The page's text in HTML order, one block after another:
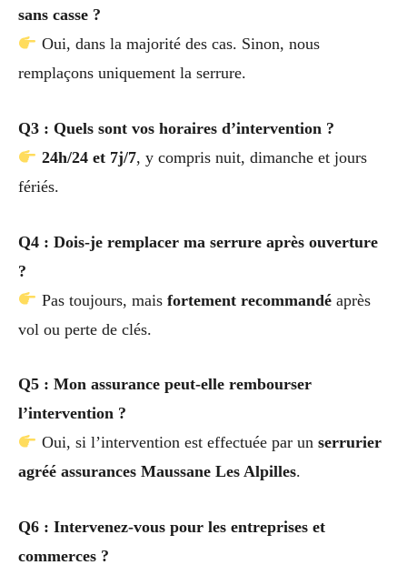
sans casse ?
Oui, dans la majorité des cas. Sinon, nous
remplaçons uniquement la serrure.
Q3 : Quels sont vos horaires d’intervention ?
24h/24 et 7j/7, y compris nuit, dimanche et jours
fériés.
Q4 : Dois-je remplacer ma serrure après ouverture
?
Pas toujours, mais fortement recommandéaprès
vol ou perte de clés.
Q5 : Mon assurance peut-elle rembourser
l’intervention ?
Oui, si l’intervention est effectuée par un serrurier
agréé assurances Maussane Les Alpilles.
Q6 : Intervenez-vous pour les entreprises et
commerces ?